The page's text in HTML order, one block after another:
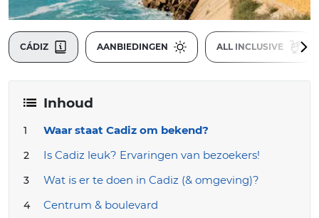
CÁDIZ AANBIEDINGEN ALL INCLUSIVE
Inhoud
Waar staat Cadiz om bekend?
Is Cadiz leuk? Ervaringen van bezoekers!
Wat is er te doen in Cadiz (& omgeving)?
Centrum & boulevard